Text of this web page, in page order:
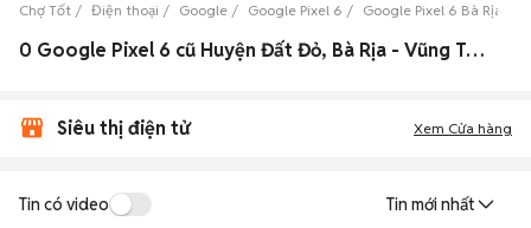
Chợ Tốt Điện thoại Google Google Pixel 6 Google Pixel 6 Bà Rịa -
0 Google Pixel 6 cũ Huyện Đất Đỏ, Bà Rịa - Vũng Tàu đẹp
Siêu thị điện tử Xem Cửa hàng
Tin có video Tin mới nhất